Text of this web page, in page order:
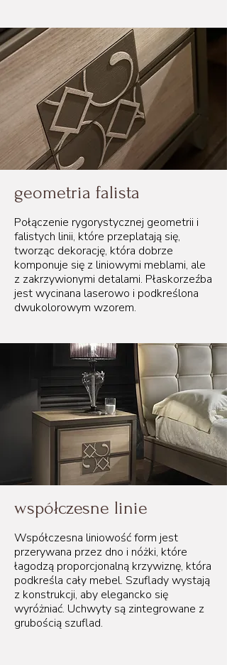
geometria falista
Połączenie rygorystycznej geometrii i
falistych linii, które przeplatają się,
tworząc dekorację, która dobrze
komponuje się z liniowymi meblami, ale
z zakrzywionymi detalami. Płaskorzeźba
jest wycinana laserowo i podkreślona
dwukolorowym wzorem.
współczesne linie
Współczesna liniowość form jest
przerywana przez dno i nóżki, które
łagodzą proporcjonalną krzywiznę, która
podkreśla cały mebel. Szuflady wystają
z konstrukcji, aby elegancko się
wyróżniać. Uchwyty są zintegrowane z
grubością szuflad.